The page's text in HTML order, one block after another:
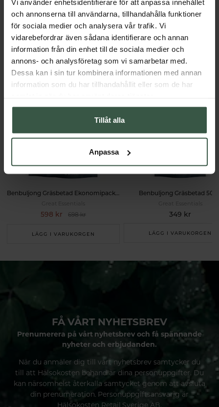
Vi använder enhetsidentifierare för att anpassa innehållet
och annonserna till användarna, tillhandahålla funktioner
för sociala medier och analysera vår trafik. Vi
vidarebefordrar även sådana identifierare och annan
information från din enhet till de sociala medier och
annons- och analysföretag som vi samarbetar med.
Dessa kan i sin tur kombinera informationen med annan
information som du har tillhandahållit eller som de har
Tillåt alla
Anpassa
Dosering & användning
Får vi föreslå
Andra köpte också
Benbuljong Gräsbetad Ekonomipack 2x500g
598 kr 698 kr
LÄGG I VARUKORGEN
Benbuljong Gräsbetad
349 kr
LÄGG I VARUKORGEN
FÅ VÅRT NYHETSBREV
Prenumerera på vårt nyhetsbrev och få spännande
nyheter och erbjudanden.
När du anmäler dig till vårt nyhetsbrev samtycker du
till att Hälsokosten behandlar dina personuppgifter. Du
kan närsomhelst återkalla samtycket genom att avsluta
din prenumeration. Personuppgiftsansvarig är
Hälsokosten Retail Sverige AB.